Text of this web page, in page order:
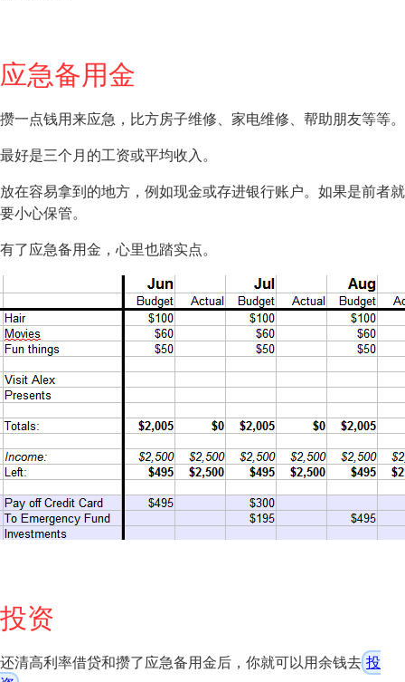
应急备用金
攒一点钱用来应急，比方房子维修、家电维修、帮助朋友等等。
最好是三个月的工资或平均收入。
放在容易拿到的地方，例如现金或存进银行账户。如果是前者就
要小心保管。
有了应急备用金，心里也踏实点。
投资
还清高利率借贷和攒了应急备用金后，你就可以用余钱去 投